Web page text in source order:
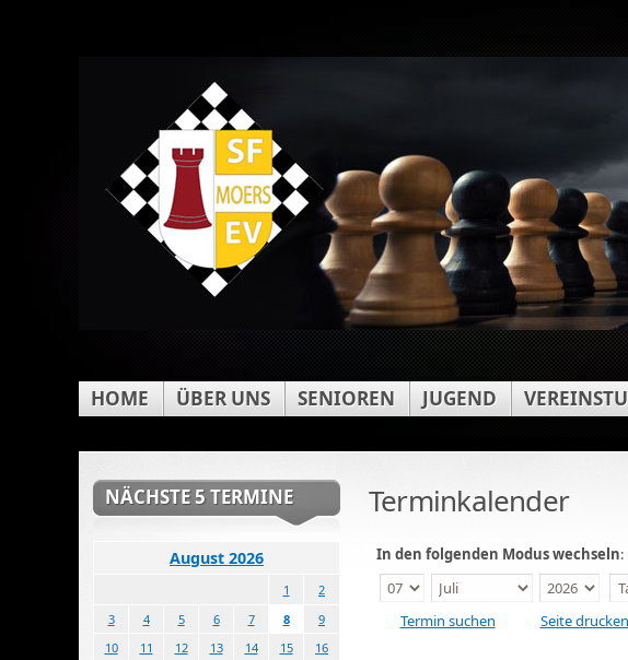
HOME ÜBER UNS SENIOREN JUGEND
Terminkalender
In den folgenden Modus wechseln:
Termin suchen Seite drucken
NÄCHSTE 5 TERMINE
August 2026
1
2
3
4 5 6 7 8
9
10
11 12 13 14 15
16